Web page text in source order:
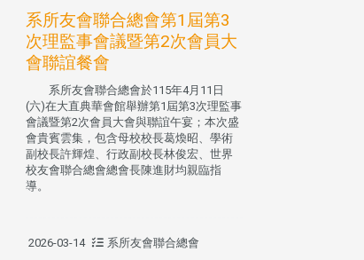
系所友會聯合總會第1屆第3
次理監事會議暨第2次會員大
會聯誼餐會
系所友會聯合總會於115年4月11日
(六)在大直典華會館舉辦第1屆第3次理監事
會議暨第2次會員大會與聯誼午宴；本次盛
會貴賓雲集，包含母校校長葛煥昭、學術
副校長許輝煌、行政副校長林俊宏、世界
校友會聯合總會總會長陳進財均親臨指
導。
2026-03-14 系所友會聯合總會